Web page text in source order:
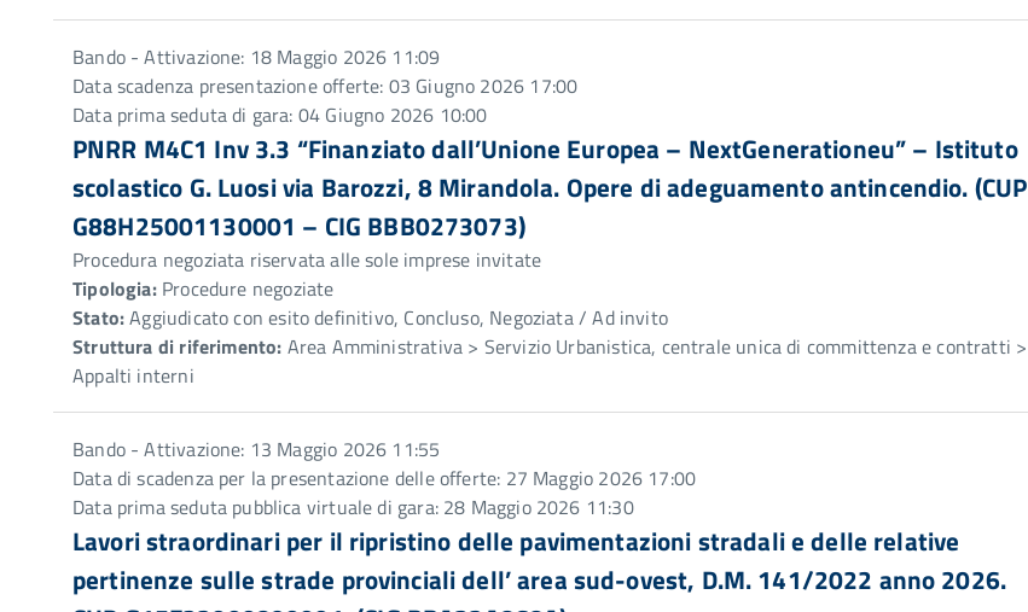
Bando - Attivazione: 18 Maggio 2026 11:09
Data scadenza presentazione offerte: 03 Giugno 2026 17:00
Data prima seduta di gara: 04 Giugno 2026 10:00
PNRR M4C1 Inv 3.3 “Finanziato dall’Unione Europea – NextGenerationeu” – Istituto
scolastico G. Luosi via Barozzi, 8 Mirandola. Opere di adeguamento antincendio. (CUP
G88H25001130001 – CIG BBB0273073)
Procedura negoziata riservata alle sole imprese invitate
Tipologia:Procedure negoziate
Stato:Aggiudicato con esito definitivo, Concluso, Negoziata / Ad invito
Struttura di riferimento: Area Amministrativa > Servizio Urbanistica, centrale unica di committenza e contratti >
Appalti interni
Bando - Attivazione: 13 Maggio 2026 11:55
Data di scadenza per la presentazione delle offerte: 27 Maggio 2026 17:00
Data prima seduta pubblica virtuale di gara: 28 Maggio 2026 11:30
Lavori straordinari per il ripristino delle pavimentazioni stradali e delle relative
pertinenze sulle strade provinciali dell’ area sud-ovest, D.M. 141/2022 anno 2026.